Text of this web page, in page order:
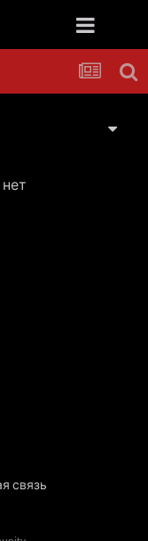
связь